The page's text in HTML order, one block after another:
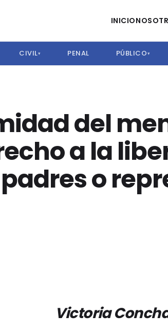
INICIO
CIVIL▾ PENAL PÚBLICO▾
del
a la
o
Victoria